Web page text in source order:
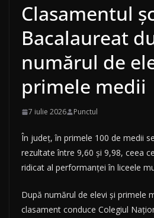
Clasamentul
Bacalaureat
numărul de
primele medii
7 iulie 2026 Punctul
În judeţ, în primele 100 de medii
rezultate între 9,60 şi 9,98, ceea
ridicat al performanţei în liceele
După numărul de elevi şi primele
clasament conduce Colegiul